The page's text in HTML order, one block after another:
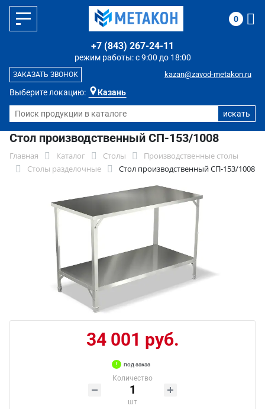
Выберите локацию: Казань
режим работы: с 9:00 до 18:00
+7 (843) 267-24-11
kazan@zavod-metakon.ru
ЗАКАЗАТЬ ЗВОНОК
0
Стол производственный СП-153/1008
Главная Каталог Столы
Производственные столы
Столы разделочные
Стол производственный СП-153/1008
34 001 руб.
под заказ
Количество
шт